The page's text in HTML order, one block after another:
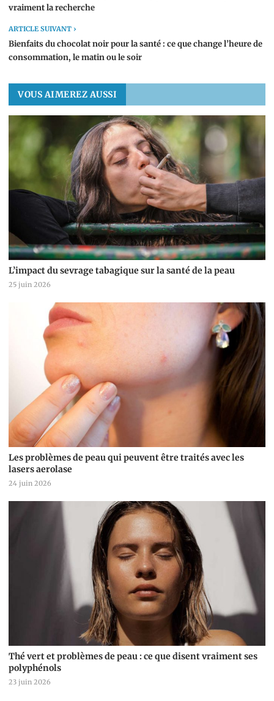
vraiment la recherche
ARTICLE SUIVANT ›
Bienfaits du chocolat noir pour la santé : ce que change l’heure de
consommation, le matin ou le soir
VOUS AIMEREZ AUSSI
L’impact du sevrage tabagique sur la santé de la peau
25 juin 2026
Les problèmes de peau qui peuvent être traités avec les
lasers aerolase
24 juin 2026
Thé vert et problèmes de peau : ce que disent vraiment ses
polyphénols
23 juin 2026